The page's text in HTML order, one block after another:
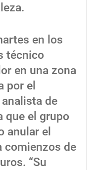
en los
técnico
en una zona
por el
de
que el grupo
anular el
comienzos de
“Su